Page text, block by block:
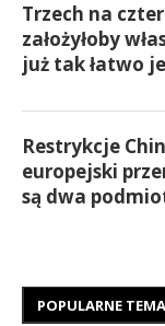
Trzech na
założyłoby
już tak łatwo
Restrykcje
europejski
są dwa
POPULARNE